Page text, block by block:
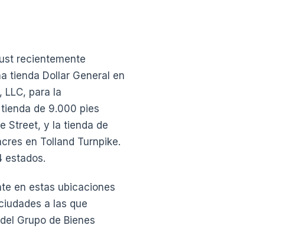
recientemente
tienda Dollar General en
para la
de 9.000 pies
Street, y la tienda de
en Tolland Turnpike.
estados.
en estas ubicaciones
a las que
Grupo de Bienes